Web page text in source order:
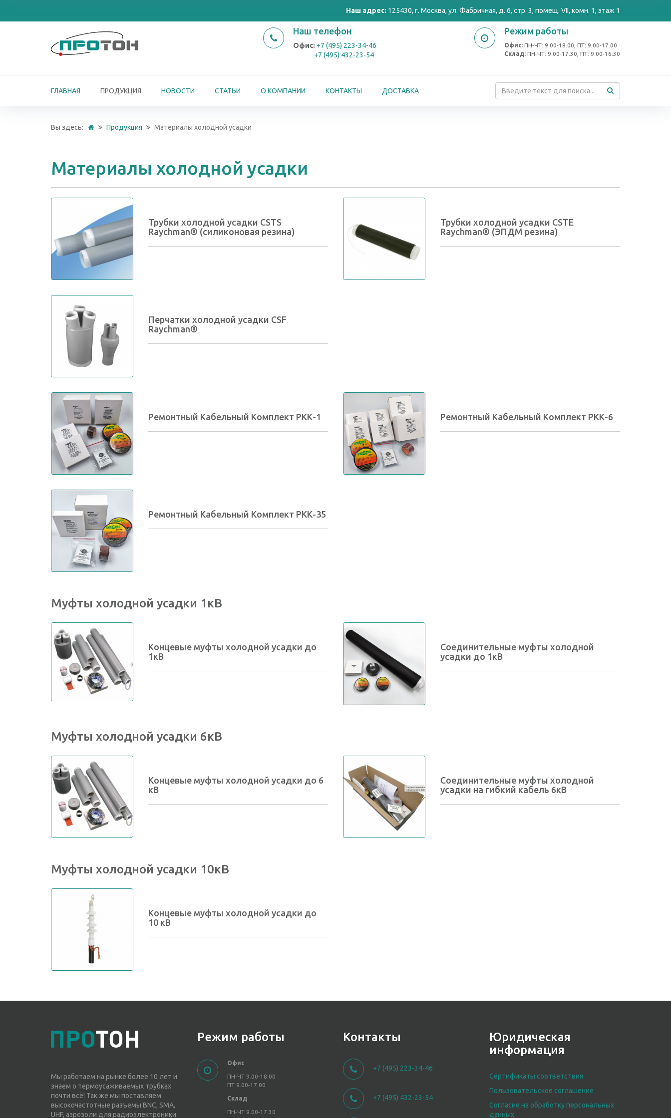
Наш адрес: 125430, г. Москва, ул. Фабричная, д. 6, стр. 3, помещ. VII, комн. 1, этаж 1
Наш телефон
Офис: +7 (495) 223-34-46
+7 (495) 432-23-54
Режим работы
Офис: ПН-ЧТ: 9.00-18.00, ПТ: 9.00-17.00
Cклад: ПН-ЧТ: 9.00-17.30, ПТ: 9.00-16.30
ГЛАВНАЯ ПРОДУКЦИЯ НОВОСТИ СТАТЬИ О КОМПАНИИ КОНТАКТЫ ДОСТАВКА
Вы здесь: Продукция Материалы холодной усадки
Материалы холодной усадки
Трубки холодной усадки CSTS
Raychman® (силиконовая резина)
Трубки холодной усадки CSTE
Raychman® (ЭПДМ резина)
Перчатки холодной усадки CSF
Raychman®
Ремонтный Кабельный Комплект РКК-1 Ремонтный Кабельный Комплект РКК-6
Ремонтный Кабельный Комплект РКК-35
Муфты холодной усадки 1кВ
Концевые муфты холодной усадки до
1кВ
Соединительные муфты холодной
усадки до 1кВ
Муфты холодной усадки 6кВ
Концевые муфты холодной усадки до 6
кВ
Соединительные муфты холодной
усадки на гибкий кабель 6кВ
Муфты холодной усадки 10кВ
Концевые муфты холодной усадки до
10 кВ
Мы работаем на рынке более 10 лет и
знаем о термоусаживаемых трубках
почти всё! Так же мы поставляем
высокочастотные разъемы BNC, SMA,
UHF, аэрозоли для радиоэлектроники
Режим работы
Офис
ПН-ЧТ 9.00-18.00
ПТ 9.00-17.00
Склад
ПН-ЧТ 9.00-17.30
Контакты
+7 (495) 223-34-46
+7 (495) 432-23-54
Юридическая
информация
Сертификаты соответствия
Пользовательское соглашение
Согласие на обработку персональных
данных